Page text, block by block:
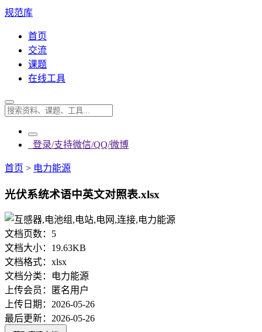
规范库
首页
交流
课题
在线工具
登录/支持微信/QQ/微博
首页 > 电力能源
光伏系统术语中英文对照表.xlsx
文档页数： 5
文档大小： 19.63KB
文档格式： xlsx
文档分类：
电力能源
上传会员：
匿名用户
上传日期： 2026-05-26
最后更新： 2026-05-26